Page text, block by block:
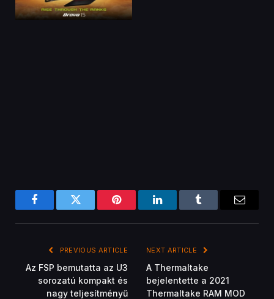
FacebookTwitter Pinterest LinkedInTumblr Email
PREVIOUS ARTICLE
Az FSP bemutatta az U3
sorozatú kompakt és
nagy teljesítményű
NEXT ARTICLE
A Thermaltake
bejelentette a 2021
Thermaltake RAM MOD